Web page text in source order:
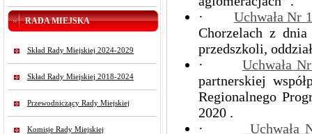
RADA MIEJSKA
Skład Rady Miejskiej 2024-2029
Skład Rady Miejskiej 2018-2024
Przewodniczący Rady Miejskiej
Komisje Rady Miejskiej
·
Uchwała Nr
Chorzelach z
przedszkoli,
·
Uchwała
partnerskiej
Regionalnego
2020 .
·
Uchwała